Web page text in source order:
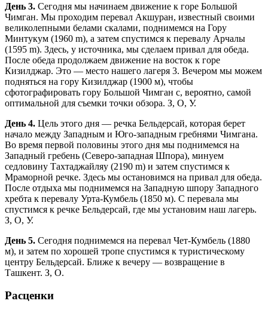
День 3. Сегодня мы начинаем движение к горе Большой
Чимган. Мы проходим перевал Акшуран, известный своими
великолепными белами скалами, поднимемся на Гору
Минтукум (1960 m), а затем спустимся к перевалу Арчалы
(1595 m). Здесь, у источника, мы сделаем привал для обеда.
После обеда продолжаем движение на восток к горе
Кизилджар. Это — место нашего лагеря 3. Вечером мы можем
подняться на гору Кизилджар (1900 м), чтобы
сфотографировать гору Большой Чимган с, вероятно, самой
оптимальной для съемки точки обзора. З, О, У.
День 4. Цель этого дня — речка Бельдерсай, которая берет
начало между Западным и Юго-западным гребнями Чимгана.
Во время первой половины этого дня мы поднимемся на
Западный гребень (Северо-западная Шпора), минуем
седловину Тахтаджайляу (2190 m) и затем спустимся к
Мраморной речке. Здесь мы остановимся на привал для обеда.
После отдыха мы поднимемся на Западную шпору Западного
хребта к перевалу Урта-Кумбель (1850 м). С перевала мы
спустимся к речке Бельдерсай, где мы установим наш лагерь.
З, О, У.
День 5. Сегодня поднимемся на перевал Чет-Кумбель (1880
м), и затем по хорошей тропе спустимся к туристическому
центру Бельдерсай. Ближе к вечеру — возвращение в
Ташкент. З, О.
Расценки